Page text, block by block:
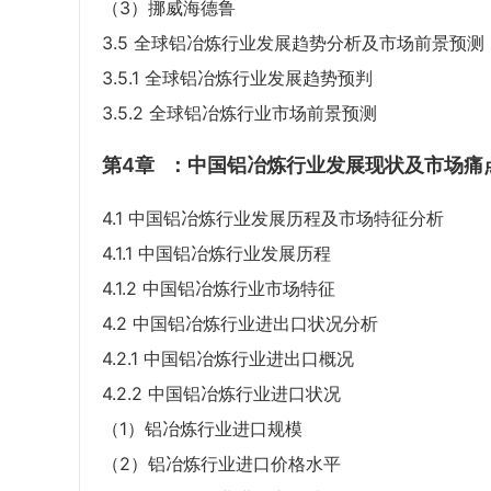
（3）挪威海德鲁
3.5 全球铝冶炼行业发展趋势分析及市场前景预测
3.5.1 全球铝冶炼行业发展趋势预判
3.5.2 全球铝冶炼行业市场前景预测
第4章 ：中国铝冶炼行业发展现状及市场痛
4.1 中国铝冶炼行业发展历程及市场特征分析
4.1.1 中国铝冶炼行业发展历程
4.1.2 中国铝冶炼行业市场特征
4.2 中国铝冶炼行业进出口状况分析
4.2.1 中国铝冶炼行业进出口概况
4.2.2 中国铝冶炼行业进口状况
（1）铝冶炼行业进口规模
（2）铝冶炼行业进口价格水平